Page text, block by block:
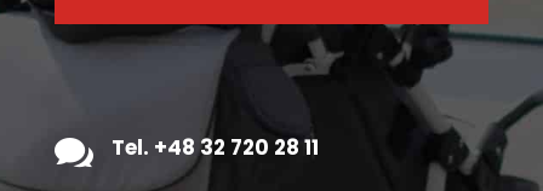
 Tel. +48 32 720 28 11